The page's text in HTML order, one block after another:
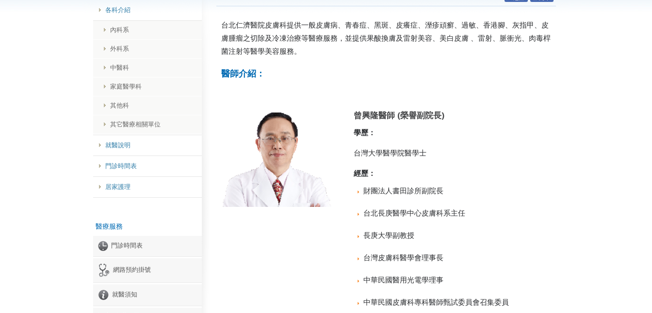
各科介紹
內科系
外科系
中醫科
家庭醫學科
其他科
其它醫療相關單位
就醫說明
門診時間表
居家護理
醫療服務
門診時間表
網路預約掛號
就醫須知
台北仁濟醫院皮膚科提供一般皮膚病、青春痘、黑斑、皮癢症、溼疹頑癬、過敏、香港腳、灰指甲、皮
膚腫瘤之切除及冷凍治療等醫療服務，並提供果酸換膚及雷射美容、美白皮膚 、雷射、脈衝光、肉毒桿
菌注射等醫學美容服務。
醫師介紹：
曾興隆醫師 (榮譽副院長)
學歷：
台灣大學醫學院醫學士
經歷：
財團法人書田診所副院長
台北長庚醫學中心皮膚科系主任
長庚大學副教授
台灣皮膚科醫學會理事長
中華民國醫用光電學理事
中華民國皮膚科專科醫師甄試委員會召集委員